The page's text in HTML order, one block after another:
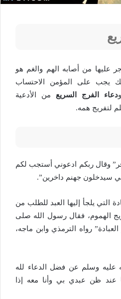
عليها من أصابه الهم والغم هو
يجب على المؤمن الاحتساب
دعاء الفرج السريع من الأدعية
لتفريج همه.
وقال ربكم ادعوني أستجب لكم
سيدخلون جهنم داخرين”.
التي يلجأ إليها العبد للطلب من
الهموم، فقال رسول الله صلى
رواه الترمذي وابن ماجه،
عليه وسلم عن فضل الدعاء لله
عند ظن عبدي بي وأنا معه إذا